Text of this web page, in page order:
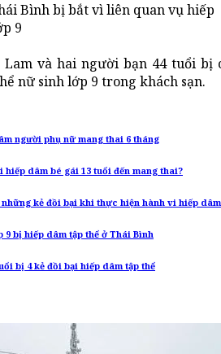
Bình bị bắt vì liên quan vụ hiếp
9
và hai người bạn 44 tuổi bị
nữ sinh lớp 9 trong khách sạn.
người phụ nữ mang thai 6 tháng
hiếp dâm bé gái 13 tuổi đến mang thai?
những kẻ đồi bại khi thực hiện hành vi hiếp
bị hiếp dâm tập thể ở Thái Bình
bị 4 kẻ đồi bại hiếp dâm tập thể